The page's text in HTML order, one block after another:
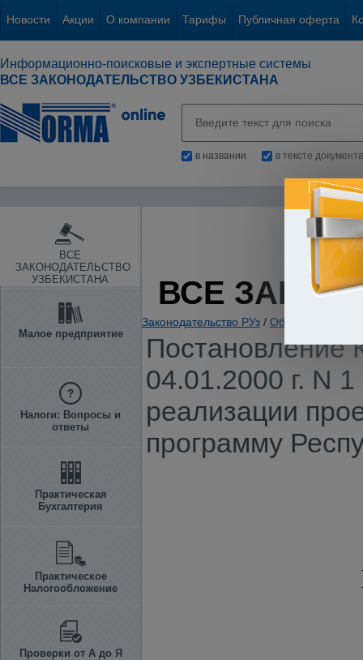
Новости Акции О компании Тарифы Публичная оферта
Информационно-поисковые и экспертные системы
ВСЕ ЗАКОНОДАТЕЛЬСТВО УЗБЕКИСТАНА
в названии в тексте документа
ВСЕ
ЗАКОНОДАТЕЛЬСТВО
УЗБЕКИСТАНА
Малое предприятие
Налоги: Вопросы и
ответы
Практическая
Бухгалтерия
Практическое
Налогообложение
Проверки от А до Я
ВСЕ
Законодательство РУз / Общие вопросы
Постановление
04.01.2000 г. N
реализации
программу